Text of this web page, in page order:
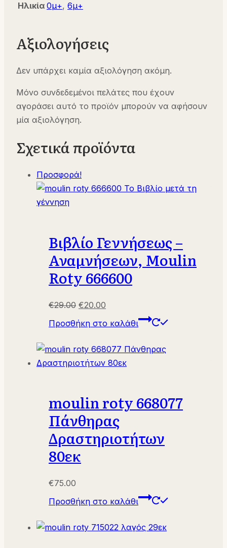
Ηλικία 0μ+, 6μ+
Αξιολογήσεις
Δεν υπάρχει καμία αξιολόγηση ακόμη.
Μόνο συνδεδεμένοι πελάτες που έχουν
αγοράσει αυτό το προϊόν μπορούν να αφήσουν
μία αξιολόγηση.
Σχετικά προϊόντα
Προσφορά!
Βιβλίο Γεννήσεως –
Αναμνήσεων, Moulin
Roty 666600
€29.00 Original
price
€29.00.
€20.00
τρέχουσα
είναι:
€20.00.
Προσθήκη στο καλάθι
moulin roty 668077
Πάνθηρας
Δραστηριοτήτων
80εκ
€75.00
Προσθήκη στο καλάθι